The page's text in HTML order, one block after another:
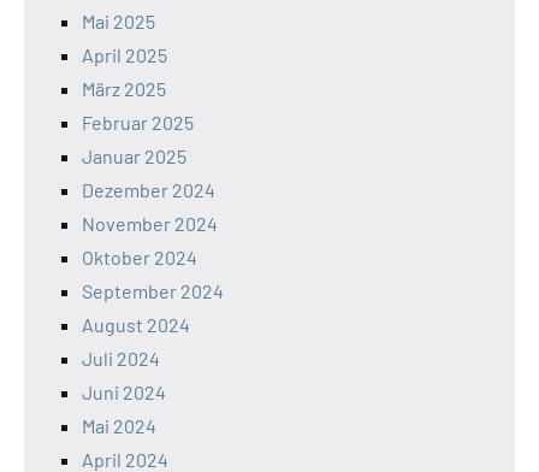
Mai 2025
April 2025
März 2025
Februar 2025
Januar 2025
Dezember 2024
November 2024
Oktober 2024
September 2024
August 2024
Juli 2024
Juni 2024
Mai 2024
April 2024